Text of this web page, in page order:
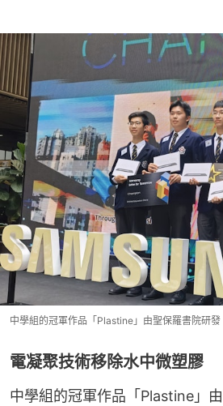
中學組的冠軍作品「Plastine」由聖保羅書院研發
電凝聚技術移除水中微塑膠
中學組的冠軍作品「Plastine」